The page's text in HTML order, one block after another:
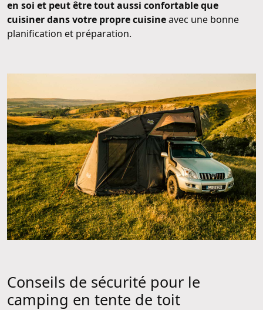
en soi et peut être tout aussi confortable que
cuisiner dans votre propre cuisineavec une bonne
planification et préparation.
Conseils de sécurité pour le
camping en tente de toit